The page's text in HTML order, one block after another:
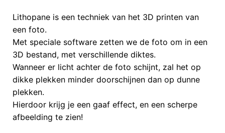
Lithopane is een techniek van het 3D printen van
een foto.
Met speciale software zetten we de foto om in een
3D bestand, met verschillende diktes.
Wanneer er licht achter de foto schijnt, zal het op
dikke plekken minder doorschijnen dan op dunne
plekken.
Hierdoor krijg je een gaaf effect, en een scherpe
afbeelding te zien!